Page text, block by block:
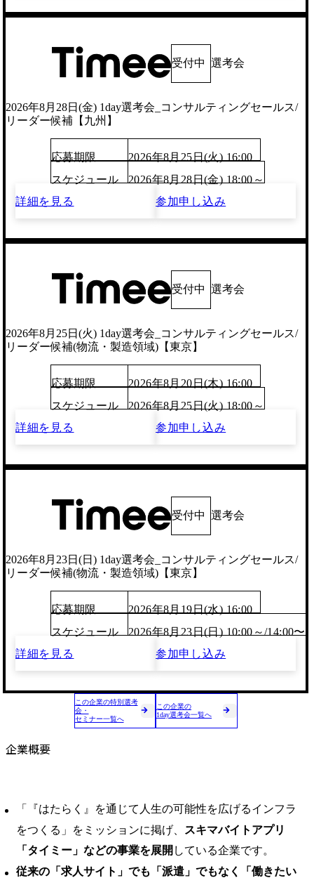
受付中 選考会
2026年8月28日(金) 1day選考会_コンサルティングセールス/
リーダー候補【九州】
応募期限
2026年8月25日(火) 16:00
スケジュール
2026年8月28日(金) 18:00～
詳細を見る
参加申し込み
受付中 選考会
2026年8月25日(火) 1day選考会_コンサルティングセールス/
リーダー候補(物流・製造領域)【東京】
応募期限
2026年8月20日(木) 16:00
スケジュール
2026年8月25日(火) 18:00～
詳細を見る
参加申し込み
受付中 選考会
2026年8月23日(日) 1day選考会_コンサルティングセールス/
リーダー候補(物流・製造領域)【東京】
応募期限
2026年8月19日(水) 16:00
スケジュール
2026年8月23日(日) 10:00～/14:00〜
詳細を見る
参加申し込み
この企業の特別選考
会・
セミナー一覧へ
この企業の
1day選考会一覧へ
企業概要
「『はたらく』を通じて人生の可能性を広げるインフラ
をつくる」をミッションに掲げ、
スキマバイトアプリ
「タイミー」などの事業を展開 している企業です。
従来の「求人サイト」でも「派遣」でもなく「働きたい